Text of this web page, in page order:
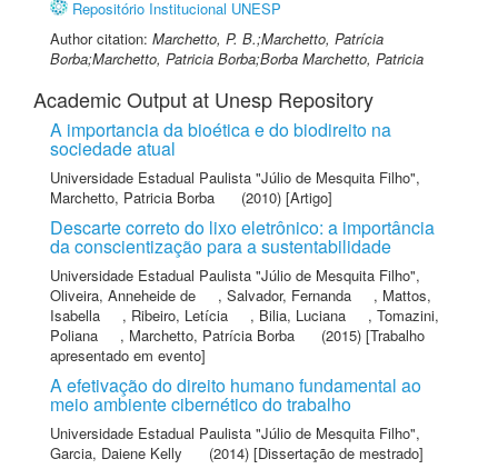
Repositório Institucional UNESP
Author citation: Marchetto, P. B.;Marchetto, Patrícia
Borba;Marchetto, Patricia Borba;Borba Marchetto, Patricia
Academic Output at Unesp Repository
A importancia da bioética e do biodireito na
sociedade atual
Universidade Estadual Paulista "Júlio de Mesquita Filho",
Marchetto, Patricia Borba
(2010) [Artigo]
Descarte correto do lixo eletrônico: a importância
da conscientização para a sustentabilidade
Universidade Estadual Paulista "Júlio de Mesquita Filho",
Oliveira, Anneheide de
, Salvador, Fernanda , Mattos,
Isabella
, Ribeiro, Letícia , Bilia, Luciana , Tomazini,
Poliana
, Marchetto, Patrícia Borba
(2015) [Trabalho
apresentado em evento]
A efetivação do direito humano fundamental ao
meio ambiente cibernético do trabalho
Universidade Estadual Paulista "Júlio de Mesquita Filho",
Garcia, Daiene Kelly
(2014) [Dissertação de mestrado]